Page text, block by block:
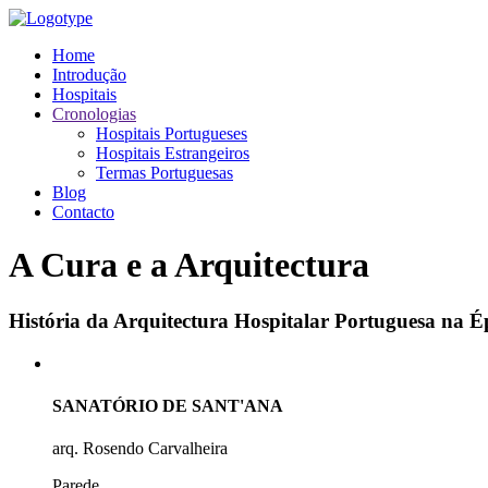
Home
Introdução
Hospitais
Cronologias
Hospitais Portugueses
Hospitais Estrangeiros
Termas Portuguesas
Blog
Contacto
A Cura e a Arquitectura
História da Arquitectura Hospitalar Portuguesa na
SANATÓRIO DE SANT'ANA
arq. Rosendo Carvalheira